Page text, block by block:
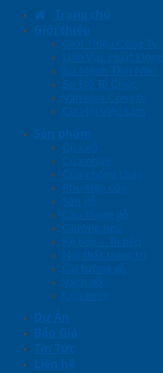
Trang chủ
Giới thiệu
Giới Thiệu Công Ty
Lĩnh Vực Hoạt Động
Sứ Mệnh Tầm Nhìn
Sơ Đồ Tổ Chức
Văn Hóa Công ty
Cơ Hội Việc Làm
Sản phẩm
Cửa gỗ
Cửa nhựa
Cửa chống cháy
Phụ kiện cửa
Sàn gỗ
Cầu thang gỗ
Giường ngủ
Kệ bếp – Tủ bếp
Nội thất trang trí
Ốp tường gỗ
Vách gỗ
Cửa kính
Dự Án
Báo Giá
Tin Tức
Liên hệ